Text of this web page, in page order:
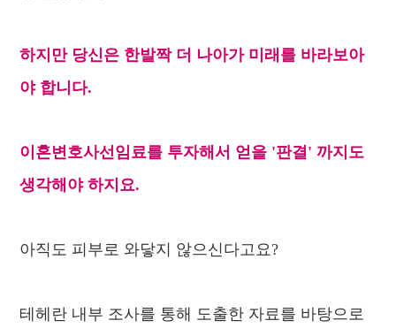
하지만 당신은 한발짝 더 나아가 미래를 바라보아
야 합니다.
이혼변호사선임료를 투자해서 얻을 '판결' 까지도
생각해야 하지요.
아직도 피부로 와닿지 않으신다고요?
테헤란 내부 조사를 통해 도출한 자료를 바탕으로